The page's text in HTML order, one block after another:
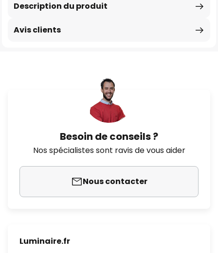
Description du produit
Avis clients
Besoin de conseils ?
Nos spécialistes sont ravis de vous aider
Nous contacter
Luminaire.fr